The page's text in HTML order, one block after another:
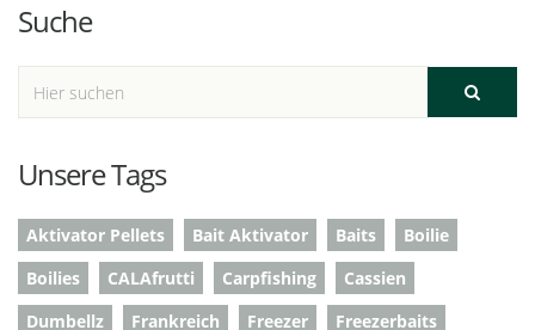
Suche
Unsere Tags
Aktivator Pellets Bait Aktivator Baits
Boilie
Boilies
CALAfrutti Carpfishing
Cassien
Dumbellz
Frankreich Freezer
Freezerbaits